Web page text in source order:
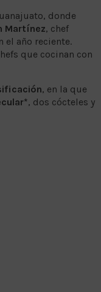
donde
Martínez, chef
el año reciente.
que cocinan con
, en la que
, dos cócteles y